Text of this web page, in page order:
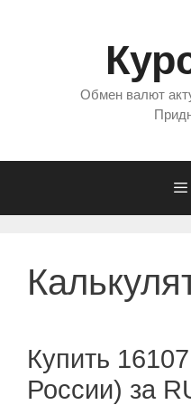
Обмен валют
Купить
России) за